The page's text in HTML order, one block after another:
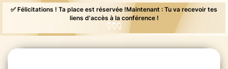
✅ Félicitations ! Ta place est réservée !Maintenant : Tu va recevoir tes
liens d'accès à la conférence !
👇👇👇